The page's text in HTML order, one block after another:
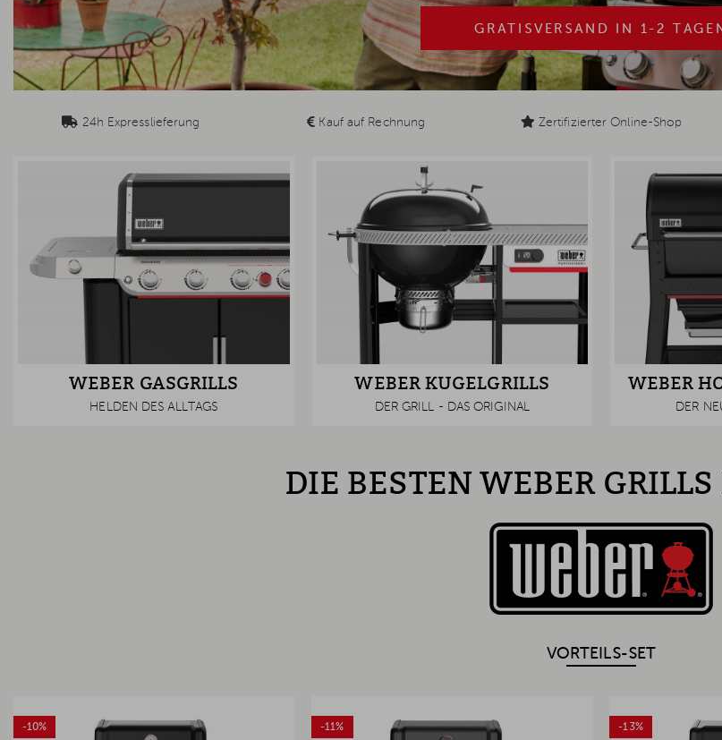
GRATISVERSAND IN 1-2
24h Expresslieferung Kauf auf Rechnung Zertifizierter Online-Shop
WEBER GASGRILLS
HELDEN DES ALLTAGS
WEBER KUGELGRILLS
DER GRILL - DAS ORIGINAL
WEBER
DER
DIE BESTEN WEBER
VORTEILS-SET
-10% -11% -13%